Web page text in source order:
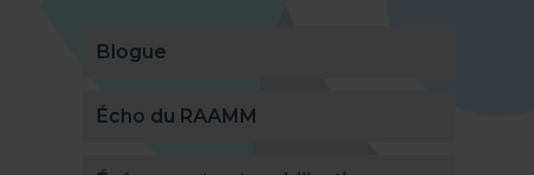
Blogue
Écho du RAAMM